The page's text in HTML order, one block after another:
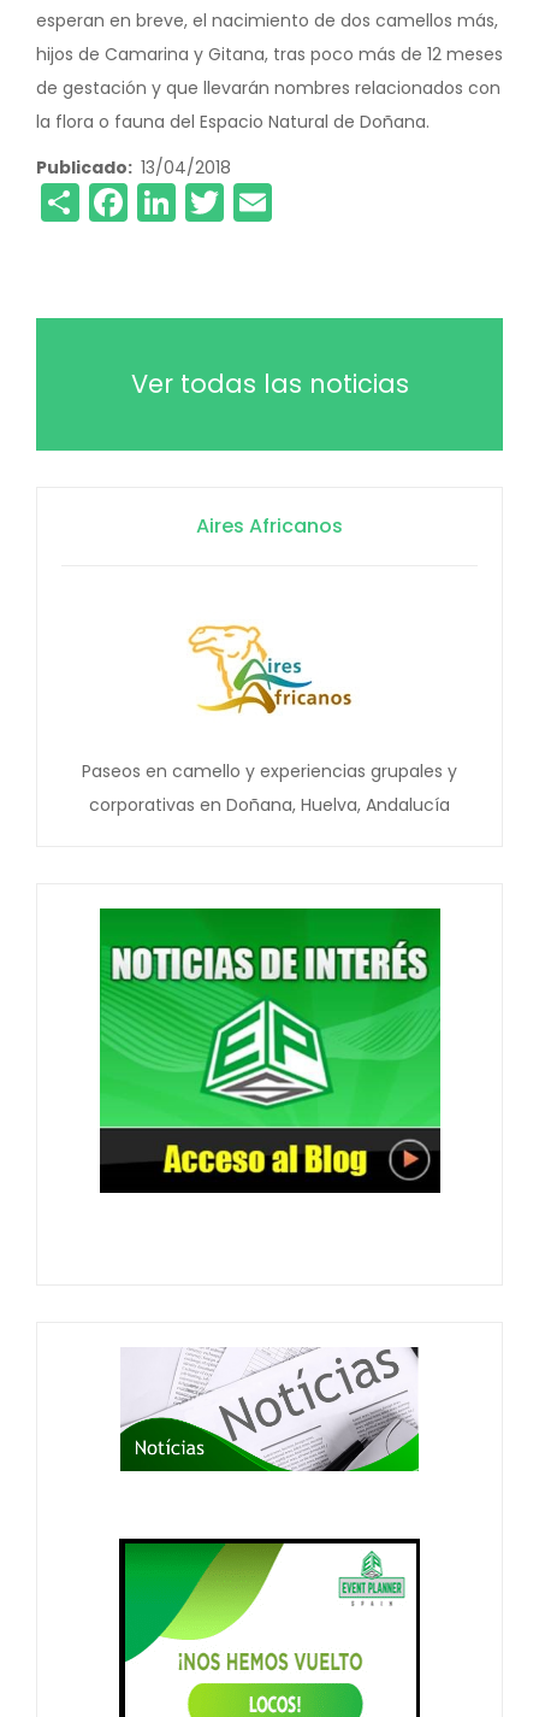
esperan en breve, el nacimiento de dos camellos más,
hijos de Camarina y Gitana, tras poco más de 12 meses
de gestación y que llevarán nombres relacionados con
la flora o fauna del Espacio Natural de Doñana.
Publicado 13/04/2018
ShareFacebook
LinkedIn
Twitter
Ver todas las noticias
Aires Africanos
Paseos en camello y experiencias grupales y
corporativas en Doñana, Huelva, Andalucía